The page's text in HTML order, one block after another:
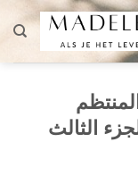
الثالث